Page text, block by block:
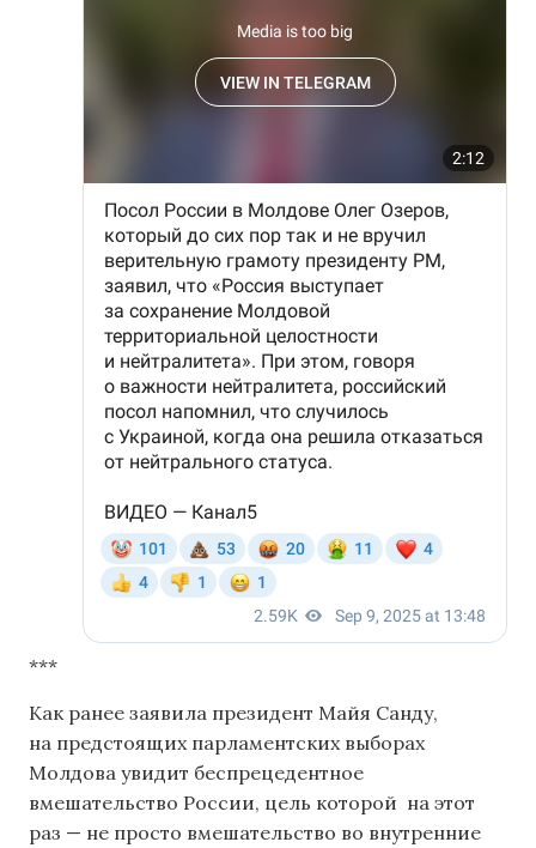
***
Как ранее заявила президент Майя Санду,
на предстоящих парламентских выборах
Молдова увидит беспрецедентное
вмешательство России, цель которой на этот
раз — не просто вмешательство во внутренние